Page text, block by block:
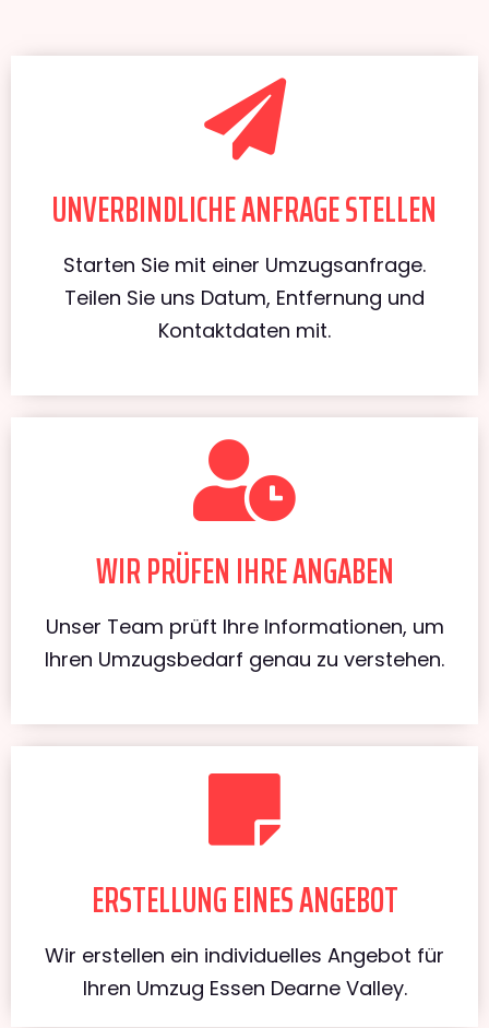
UNVERBINDLICHE ANFRAGE STELLEN
Starten Sie mit einer Umzugsanfrage.
Teilen Sie uns Datum, Entfernung und
Kontaktdaten mit.
WIR PRÜFEN IHRE ANGABEN
Unser Team prüft Ihre Informationen, um
Ihren Umzugsbedarf genau zu verstehen.
ERSTELLUNG EINES ANGEBOT
Wir erstellen ein individuelles Angebot für
Ihren Umzug Essen Dearne Valley.